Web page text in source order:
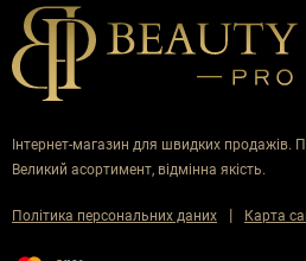
Інтернет-магазин для швидких продажів.
Великий асортимент, відмінна якість.
Політика персональних даних | Карта